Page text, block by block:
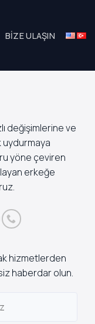
BIZE ULAŞIN
değişimlerine ve
yöne çeviren
erkeğe
hizmetlerden
haberdar olun.